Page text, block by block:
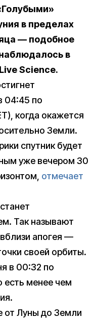
в пределах
— подобное
в
Live Science.
04:45 по
когда окажется
Земли.
спутник будет
уже вечером 30
отмечает
Так называют
апогея —
своей орбиты.
в 00:32 по
есть менее чем
от Луны до Земли